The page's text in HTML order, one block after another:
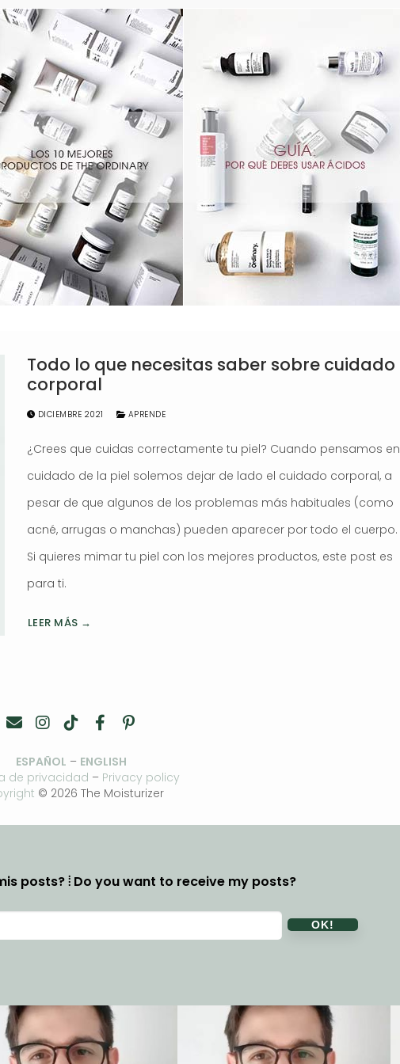
Todo lo que necesitas saber sobre cuidado
corporal
DICIEMBRE 2021 APRENDE
¿Crees que cuidas correctamente tu piel? Cuando pensamos en
cuidado de la piel solemos dejar de lado el cuidado corporal, a
pesar de que algunos de los problemas más habituales (como
acné, arrugas o manchas) pueden aparecer por todo el cuerpo.
Si quieres mimar tu piel con los mejores productos, este post es
para ti.
LEER MÁS →
ESPAÑOL – ENGLISH
de privacidad – Privacy policy
© 2026 The Moisturizer
posts? ⦙ Do you want to receive my posts?